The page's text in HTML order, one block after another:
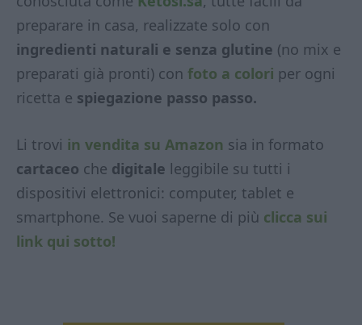
preparare in casa, realizzate solo con
ingredienti naturali e senza glutine (no mix e
preparati già pronti) con foto a colori per ogni
ricetta e spiegazione passo passo.
Li trovi in vendita su Amazon sia in formato
cartaceo che digitale leggibile su tutti i
dispositivi elettronici: computer, tablet e
smartphone. Se vuoi saperne di più clicca sui
link qui sotto!